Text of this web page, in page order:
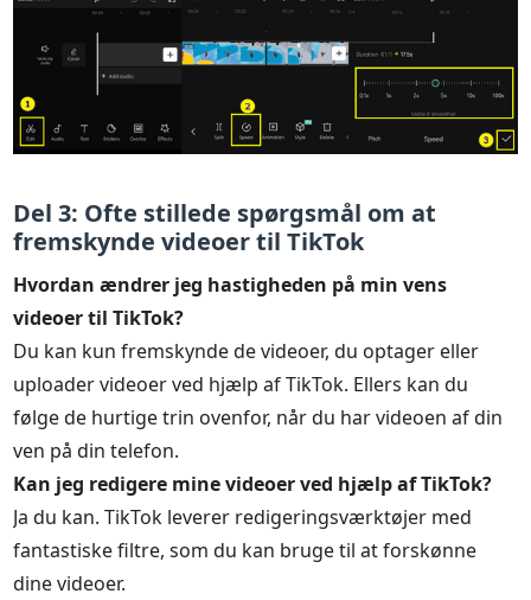
Del 3: Ofte stillede spørgsmål om at
fremskynde videoer til TikTok
Hvordan ændrer jeg hastigheden på min vens
videoer til TikTok?
Du kan kun fremskynde de videoer, du optager eller
uploader videoer ved hjælp af TikTok. Ellers kan du
følge de hurtige trin ovenfor, når du har videoen af din
ven på din telefon.
Kan jeg redigere mine videoer ved hjælp af TikTok?
Ja du kan. TikTok leverer redigeringsværktøjer med
fantastiske filtre, som du kan bruge til at forskønne
dine videoer.